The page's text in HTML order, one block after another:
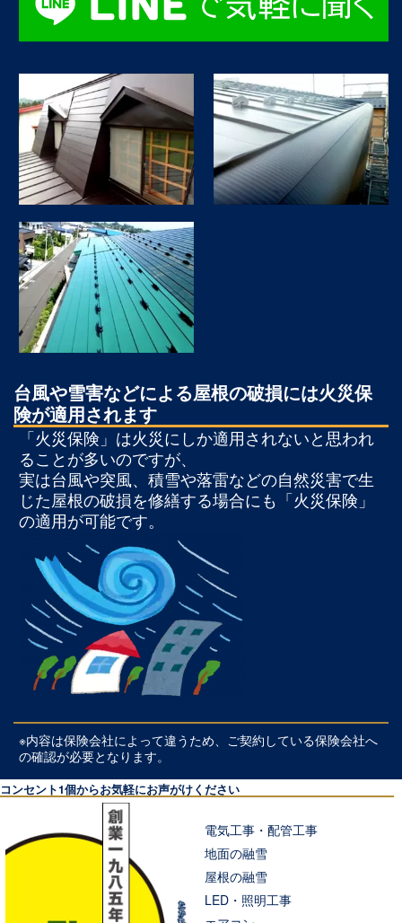
台風や雪害などによる屋根の破損には火災保
険が適用されます
「火災保険」は火災にしか適用されないと思われ
ることが多いのですが、
実は台風や突風、積雪や落雷などの自然災害で生
じた屋根の破損を修繕する場合にも「火災保険」
の適用が可能です。
※内容は保険会社によって違うため、ご契約している保険会社へ
の確認が必要となります。
コンセント1個からお気軽にお声がけください
電気工事・配管工事
地面の融雪
屋根の融雪
LED・照明工事